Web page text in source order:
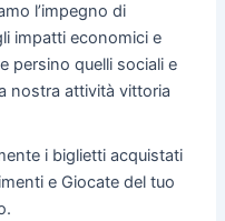
l’impegno di
impatti economici e
persino quelli sociali e
nostra attività vittoria
i biglietti acquistati
e Giocate del tuo